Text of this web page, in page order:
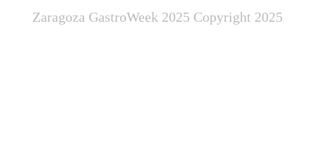
Zaragoza GastroWeek 2025 Copyright 2025